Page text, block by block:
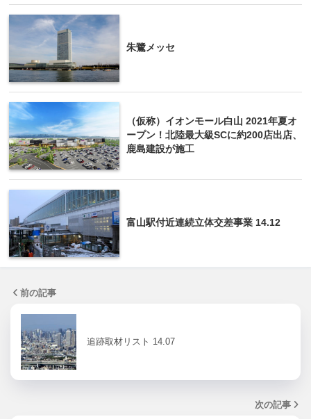
朱鷺メッセ
（仮称）イオンモール白山 2021年夏オ
ープン！北陸最大級SCに約200店出店、
鹿島建設が施工
富山駅付近連続立体交差事業 14.12
前の記事
追跡取材リスト 14.07
次の記事